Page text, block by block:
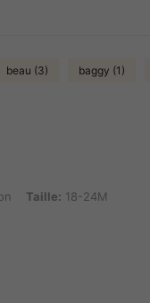
beau (3) baggy (1)
24MTaille: 18-24M